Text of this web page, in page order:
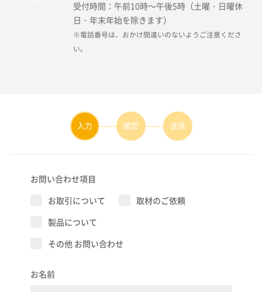
受付時間：午前10時～午後5時（土曜・日曜休
日・年末年始を除きます）
※電話番号は、おかけ間違いのないようご注意くださ
い。
入力 確認 送信
お問い合わせ項目
お取引について
取材のご依頼
製品について
その他 お問い合わせ
お名前